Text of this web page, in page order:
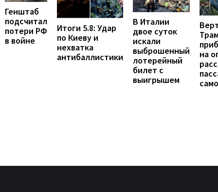
Генштаб
подсчитал
потери РФ
в войне
Итоги 5.8: Удар
по Киеву и
нехватка
антибаллистики
В Италии
двое суток
искали
выброшенный
лотерейный
билет с
выигрышем
на